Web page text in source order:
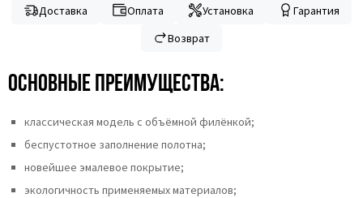
Доставка
Оплата Установка
Гарантия
Возврат
Основные преимущества:
классическая модель с объёмной филёнкой;
беспустотное заполнение полотна;
новейшее эмалевое покрытие;
экологичность применяемых материалов;